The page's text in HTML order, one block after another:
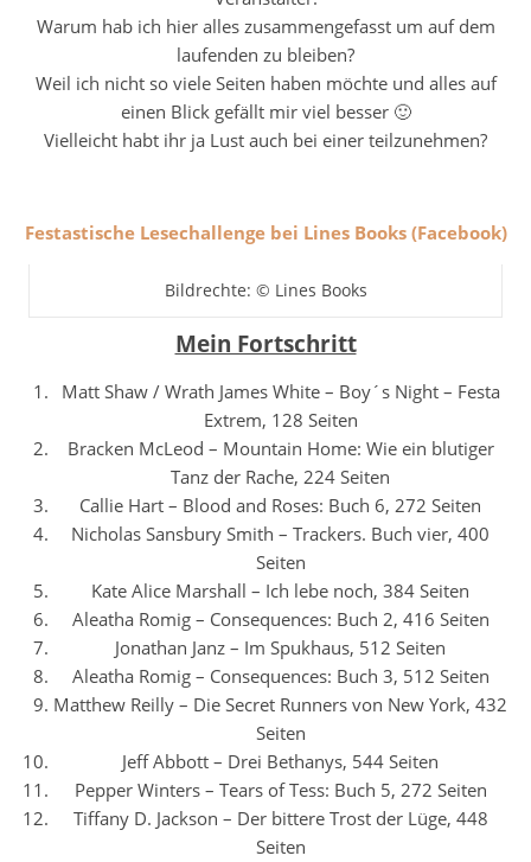
Warum hab ich hier alles zusammengefasst um auf dem
laufenden zu bleiben?
Weil ich nicht so viele Seiten haben möchte und alles auf
einen Blick gefällt mir viel besser 🙂
Vielleicht habt ihr ja Lust auch bei einer teilzunehmen?
Festastische Lesechallenge bei Lines Books (Facebook)
Bildrechte: © Lines Books
Mein Fortschritt
Matt Shaw / Wrath James White – Boy´s Night – Festa
Extrem, 128 Seiten
Bracken McLeod – Mountain Home: Wie ein blutiger
Tanz der Rache, 224 Seiten
Callie Hart – Blood and Roses: Buch 6, 272 Seiten
Nicholas Sansbury Smith – Trackers. Buch vier, 400
Seiten
Kate Alice Marshall – Ich lebe noch, 384 Seiten
Aleatha Romig – Consequences: Buch 2, 416 Seiten
Jonathan Janz – Im Spukhaus, 512 Seiten
Aleatha Romig – Consequences: Buch 3, 512 Seiten
Matthew Reilly – Die Secret Runners von New York, 432
Seiten
Jeff Abbott – Drei Bethanys, 544 Seiten
Pepper Winters – Tears of Tess: Buch 5, 272 Seiten
Tiffany D. Jackson – Der bittere Trost der Lüge, 448
Seiten